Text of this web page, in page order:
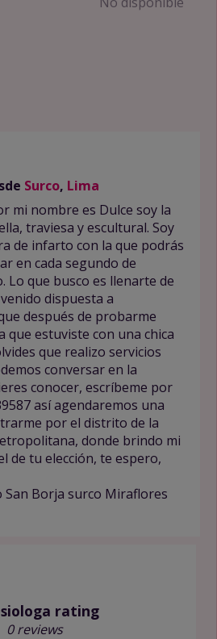
941939587
Surco, Lima
mi nombre es Dulce soy la
traviesa y escultural. Soy
de infarto con la que podrás
en cada segundo de
Lo que busco es llenarte de
dispuesta a
después de probarme
que estuviste con una chica
que realizo servicios
conversar en la
conocer, escríbeme por
así agendaremos una
por el distrito de la
donde brindo mi
de tu elección, te espero,
San Borja surco Miraflores
rating
0 reviews